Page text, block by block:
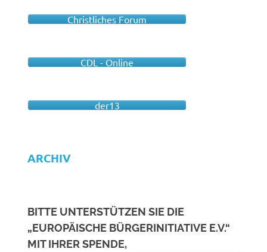
Christliches Forum
CDL - Online
der13
ARCHIV
BITTE UNTERSTÜTZEN SIE DIE
„EUROPÄISCHE BÜRGERINITIATIVE E.V.“
MIT IHRER SPENDE,